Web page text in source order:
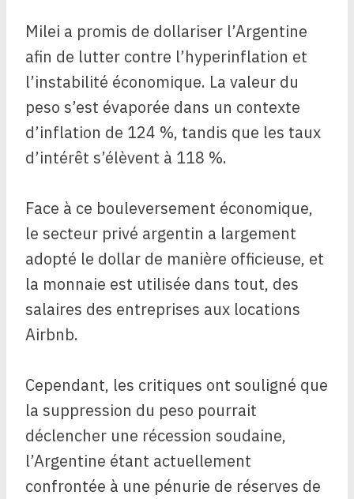
Milei a promis de dollariser l’Argentine
afin de lutter contre l’hyperinflation et
l’instabilité économique. La valeur du
peso s’est évaporée dans un contexte
d’inflation de 124 %, tandis que les taux
d’intérêt s’élèvent à 118 %.
Face à ce bouleversement économique,
le secteur privé argentin a largement
adopté le dollar de manière officieuse, et
la monnaie est utilisée dans tout, des
salaires des entreprises aux locations
Airbnb.
Cependant, les critiques ont souligné que
la suppression du peso pourrait
déclencher une récession soudaine,
l’Argentine étant actuellement
confrontée à une pénurie de réserves de